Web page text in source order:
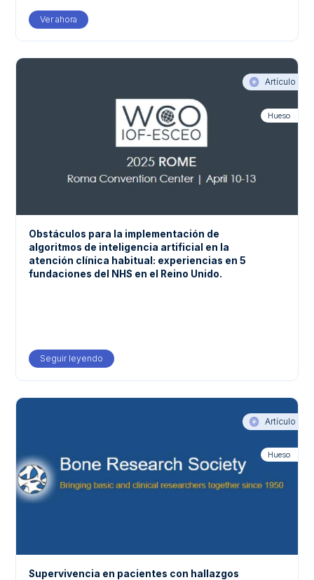
Ver ahora
Artículo
Hueso
Obstáculos para la implementación de
algoritmos de inteligencia artificial en la
atención clínica habitual: experiencias en 5
fundaciones del NHS en el Reino Unido.
Seguir leyendo about Obstáculos para la implementación de
Artículo
Hueso
Supervivencia en pacientes con hallazgos